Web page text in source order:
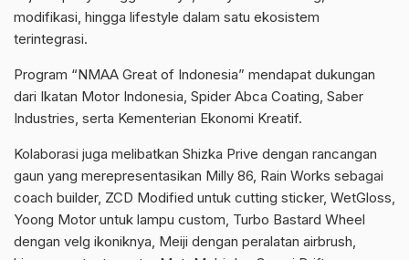
modifikasi, hingga lifestyle dalam satu ekosistem
terintegrasi.
Program “NMAA Great of Indonesia” mendapat dukungan
dari Ikatan Motor Indonesia, Spider Abca Coating, Saber
Industries, serta Kementerian Ekonomi Kreatif.
Kolaborasi juga melibatkan Shizka Prive dengan rancangan
gaun yang merepresentasikan Milly 86, Rain Works sebagai
coach builder, ZCD Modified untuk cutting sticker, WetGloss,
Yoong Motor untuk lampu custom, Turbo Bastard Wheel
dengan velg ikoniknya, Meiji dengan peralatan airbrush,